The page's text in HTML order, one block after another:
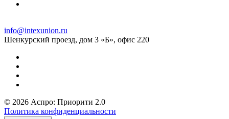
info@intexunion.ru
Шенкурский проезд, дом 3 «Б», офис 220
© 2026 Аспро: Приорити 2.0
Политика конфиденциальности